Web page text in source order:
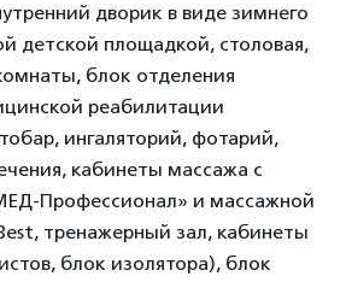
дворик в виде зимнего
детской площадкой, столовая,
блок отделения
реабилитации
ингаляторий, фотарий,
кабинеты массажа с
Профессионал» и массажной
тренажерный зал, кабинеты
блок изолятора), блок